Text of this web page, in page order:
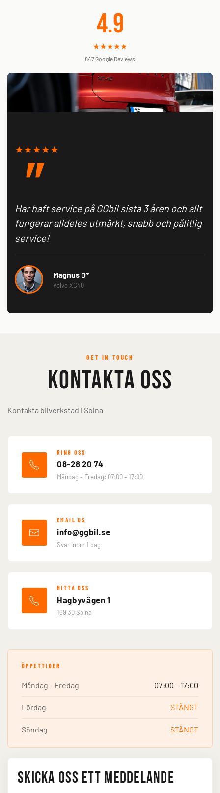
4.9
★★★★★
847 Google Reviews
★★★★★
Har haft service på GGbil sista 3 åren och allt
fungerar alldeles utmärkt, snabb och pålitlig
service!
Magnus D*
Volvo XC40
GET IN TOUCH
Kontakta oss
Kontakta bilverkstad i Solna
RING OSS
08-28 20 74
Måndag – Fredag: 07:00 – 17:00
EMAIL US
info@ggbil.se
Svar inom 1 dag
HITTA OSS
Hagbyvägen 1
169 30 Solna
ÖPPETTIDER
Måndag – Fredag 07:00 – 17:00
Lördag STÄNGT
Söndag STÄNGT
Skicka oss ett meddelande